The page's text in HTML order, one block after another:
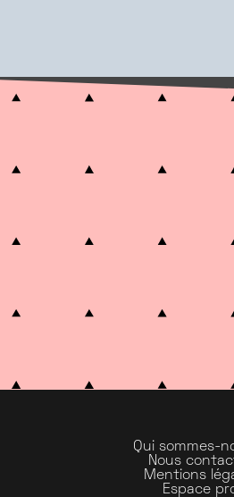
Qui sommes-
Nous
Mentions
Espace